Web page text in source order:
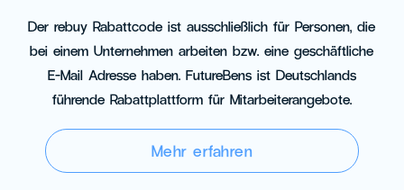
Der rebuy Rabattcode ist ausschließlich für Personen, die
bei einem Unternehmen arbeiten bzw. eine geschäftliche
E-Mail Adresse haben. FutureBens ist Deutschlands
führende Rabattplattform für Mitarbeiterangebote.
Mehr erfahren